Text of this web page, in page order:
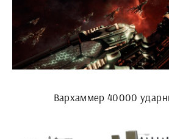
Вархаммер 40000